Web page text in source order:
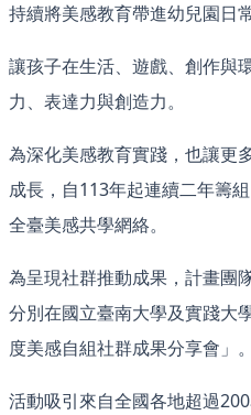
持續將美感教育帶進幼兒園日常
讓孩子在生活、遊戲、創作與
力、表達力與創造力。
為深化美感教育實踐，也讓更
成長，自113年起連續二年籌
全臺美感共學網絡。
為呈現社群推動成果，計畫團
分別在國立臺南大學及實踐大
度美感自組社群成果分享會」。
活動吸引來自全國各地超過